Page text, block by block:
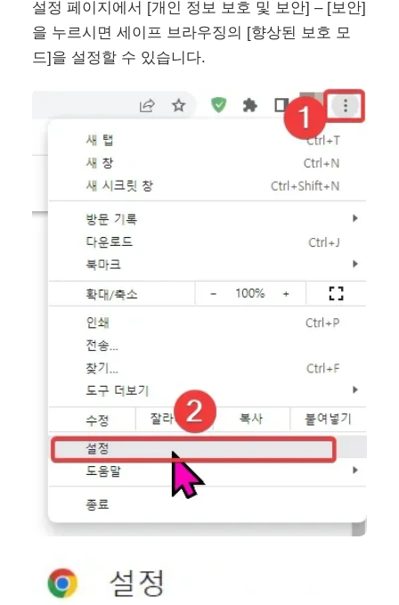
설정 페이지에서 [개인 정보 보호 및 보안] – [보안]
을 누르시면 세이프 브라우징의 [향상된 보호 모
드]을 설정할 수 있습니다.